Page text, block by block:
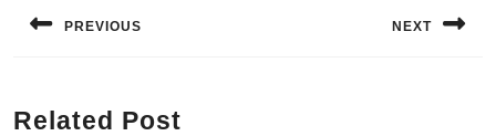
de
PREVIOUS
post:
NEXT
Related Post